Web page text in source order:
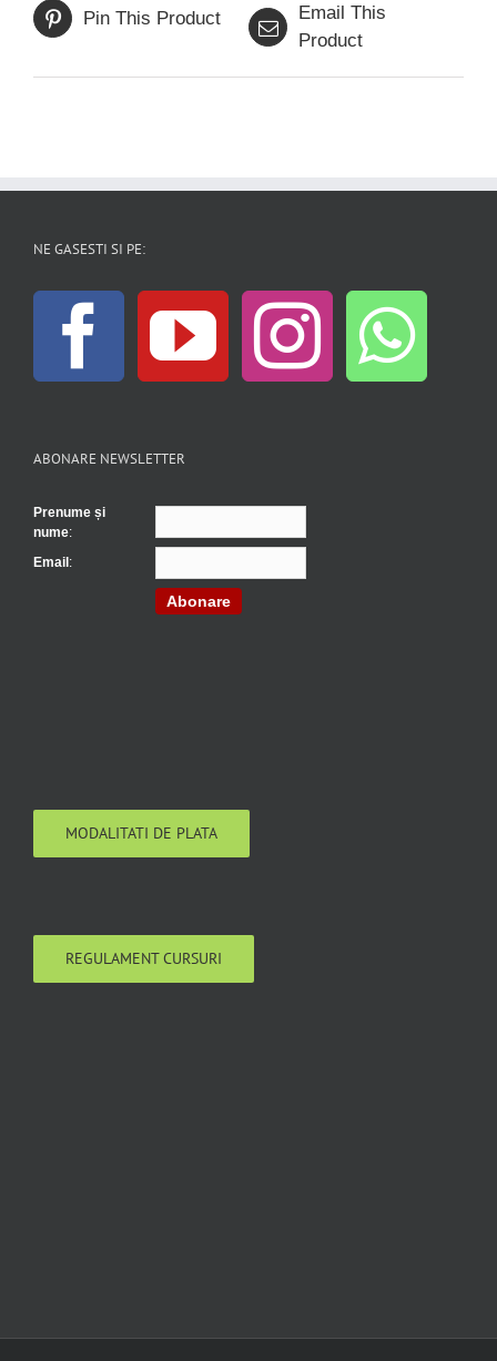
Pin This Product
Email This
Product
NE GASESTI SI PE:
ABONARE NEWSLETTER
Prenume și
nume:
Email :
Abonare
MODALITATI DE PLATA
REGULAMENT CURSURI